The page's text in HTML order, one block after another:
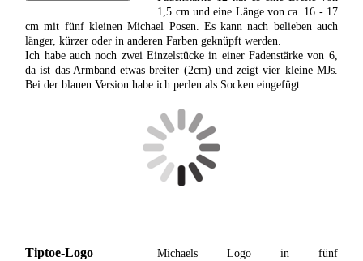
1,5 cm und eine Länge von ca. 16 - 17
cm mit fünf kleinen Michael Posen. Es kann nach belieben auch
länger, kürzer oder in anderen Farben geknüpft werden.
Ich habe auch noch zwei Einzelstücke in einer Fadenstärke von 6,
da ist das Armband etwas breiter (2cm) und zeigt vier kleine MJs.
Bei der blauen Version habe ich perlen als Socken eingefügt.
Tiptoe-Logo
Michaels Logo in fünf